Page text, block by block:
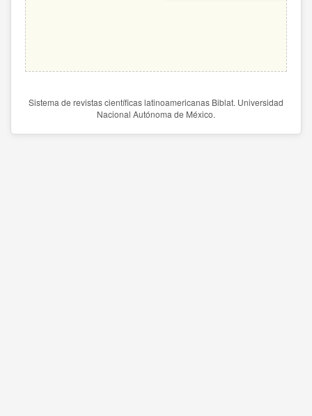
Sistema de revistas científicas latinoamericanas Biblat. Universidad
Nacional Autónoma de México.